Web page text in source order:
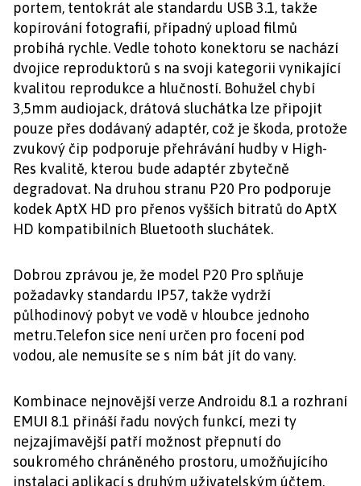
portem, tentokrát ale standardu USB 3.1, takže
kopírování fotografií, případný upload filmů
probíhá rychle. Vedle tohoto konektoru se nachází
dvojice reproduktorů s na svoji kategorii vynikající
kvalitou reprodukce a hlučností. Bohužel chybí
3,5mm audiojack, drátová sluchátka lze připojit
pouze přes dodávaný adaptér, což je škoda, protože
zvukový čip podporuje přehrávání hudby v High-
Res kvalitě, kterou bude adaptér zbytečně
degradovat. Na druhou stranu P20 Pro podporuje
kodek AptX HD pro přenos vyšších bitratů do AptX
HD kompatibilních Bluetooth sluchátek.
Dobrou zprávou je, že model P20 Pro splňuje
požadavky standardu IP57, takže vydrží
půlhodinový pobyt ve vodě v hloubce jednoho
metru.Telefon sice není určen pro focení pod
vodou, ale nemusíte se s ním bát jít do vany.
Kombinace nejnovější verze Androidu 8.1 a rozhraní
EMUI 8.1 přináší řadu nových funkcí, mezi ty
nejzajímavější patří možnost přepnutí do
soukromého chráněného prostoru, umožňujícího
instalaci aplikací s druhým uživatelským účtem.